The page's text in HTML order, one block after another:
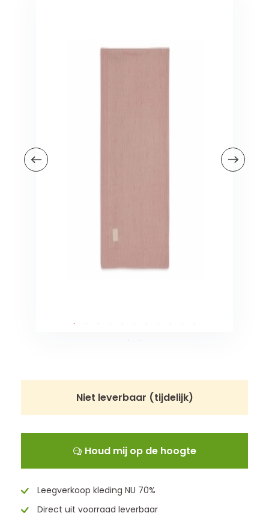
Kinderstoelen
Niet leverbaar (tijdelijk)
Houd mij op de hoogte
Leegverkoop kleding NU 70%
Direct uit voorraad leverbaar